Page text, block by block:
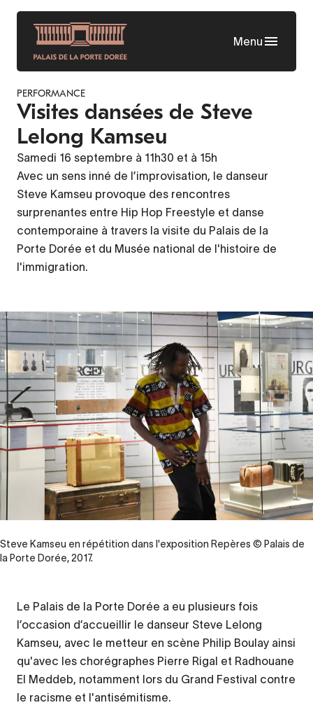
Aller
contenu
principal
Menu
PERFORMANCE
Visites dansées de Steve
Lelong Kamseu
Samedi 16 septembre à 11h30 et à 15h
Avec un sens inné de l’improvisation, le danseur
Steve Kamseu provoque des rencontres
surprenantes entre Hip Hop Freestyle et danse
contemporaine à travers la visite du Palais de la
Porte Dorée et du Musée national de l'histoire de
l'immigration.
Steve Kamseu en répétition dans l'exposition Repères © Palais de
la Porte Dorée, 2017.
Contenu
d’origine
Le Palais de la Porte Dorée a eu plusieurs fois
l’occasion d’accueillir le danseur Steve Lelong
Kamseu, avec le metteur en scène Philip Boulay ainsi
qu'avec les chorégraphes Pierre Rigal et Radhouane
El Meddeb, notamment lors du Grand Festival contre
le racisme et l'antisémitisme.